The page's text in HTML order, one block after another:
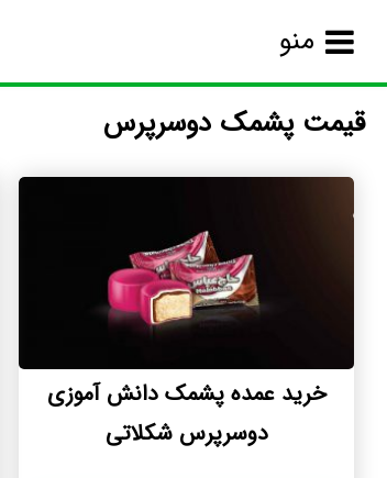
منو
قیمت پشمک دوسرپرس
خرید عمده پشمک دانش آموزی
دوسرپرس شکلاتی